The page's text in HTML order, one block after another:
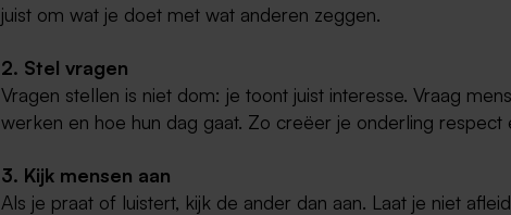
juist om wat je doet met wat anderen zeggen.
2. Stel vragen
Vragen stellen is niet dom: je toont juist interesse. Vraag
werken en hoe hun dag gaat. Zo creëer je onderling respect
3. Kijk mensen aan
Als je praat of luistert, kijk de ander dan aan. Laat je niet